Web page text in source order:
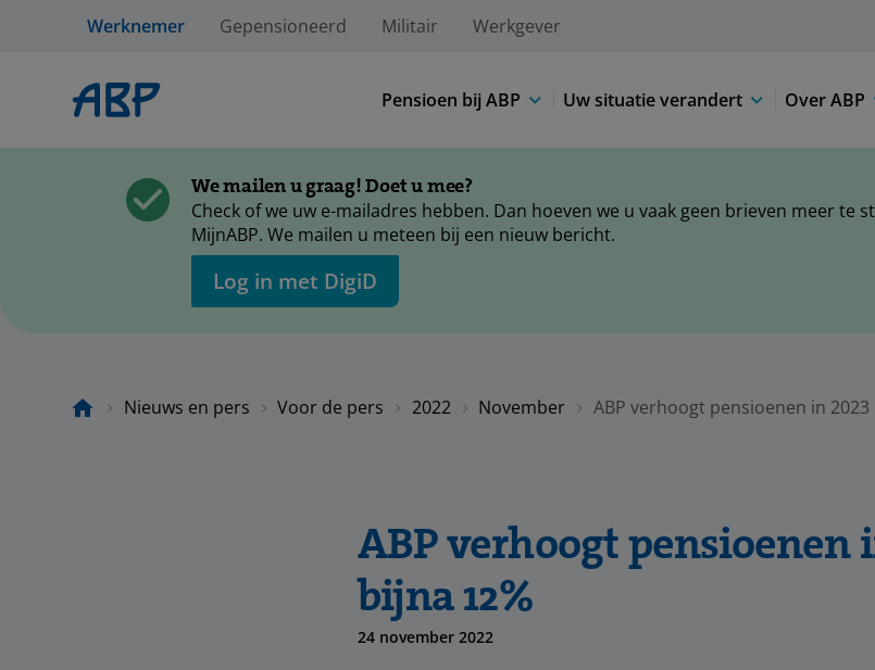
Werknemer Gepensioneerd Militair Werkgever
Pensioen bij ABP Uw situatie verandert Over ABP
We mailen u graag! Doet u mee?
Check of we uw e-mailadres hebben. Dan hoeven we u vaak geen brieven meer
MijnABP. We mailen u meteen bij een nieuw bericht.
Log in met DigiD
Nieuws en pers Voor de pers 2022 November ABP verhoogt pensioenen in
ABP verhoogt pensioenen
bijna 12%
24 november 2022